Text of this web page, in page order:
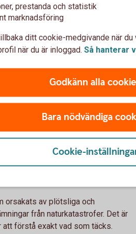
för att förhindra mögel-
att utvärdera omfattningen av
till försäkringsbolaget
process för ersättning.
hjälpa?
orsakats av plötsliga och
från naturkatastrofer. Det är
förstå exakt vad som täcks.
prestanda och statistik
marknadsföring
ditt cookie-medgivande när
när du är inloggad. Så hanterar
Godkänn alla
Bara nödvändiga
Cookie-